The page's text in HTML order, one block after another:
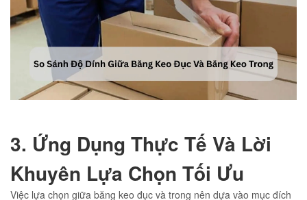
3. Ứng Dụng Thực Tế Và Lời
Khuyên Lựa Chọn Tối Ưu
Việc lựa chọn giữa băng keo đục và trong nên dựa vào mục đích